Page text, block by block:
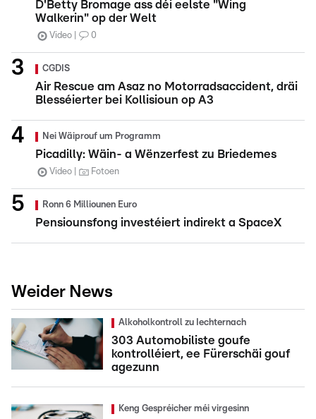
D'Betty Bromage ass déi eelste "Wing
Walkerin" op der Welt
Video 0
CGDIS
Air Rescue am Asaz no Motorradsaccident, dräi
Blesséierter bei Kollisioun op A3
Nei Wäiprouf um Programm
Picadilly: Wäin- a Wënzerfest zu Briedemes
Video Fotoen
Ronn 6 Milliounen Euro
Pensiounsfong investéiert indirekt a SpaceX
Weider News
Alkoholkontroll zu Iechternach
303 Automobiliste goufe
kontrolléiert, ee Fürerschäi gouf
agezunn
Keng Gespréicher méi virgesinn